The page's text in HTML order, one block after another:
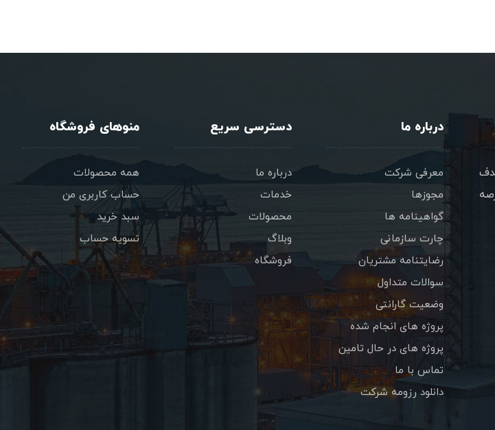
با هدف
درباره ما
معرفی شرکت
مجوزها
گواهینامه ها
چارت سازمانی
رضایتنامه مشتریان
سوالات متداول
وضعیت گارانتی
پروژه های انجام شده
پروژه های در حال تامین
تماس با ما
دانلود رزومه شرکت
دسترسی سریع
درباره ما
خدمات
محصولات
وبلاگ
فروشگاه
منوهای فروشگاه
همه محصولات
حساب کاربری من
سبد خرید
تسویه حساب